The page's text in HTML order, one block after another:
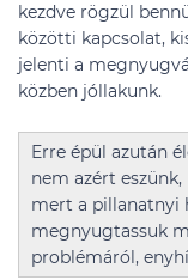
kezdve rögzül
közötti kapcsolat,
jelenti a
közben jóllakunk.
Erre épül azután
nem azért
mert a pillanatnyi
megnyugtassuk
problémáról,